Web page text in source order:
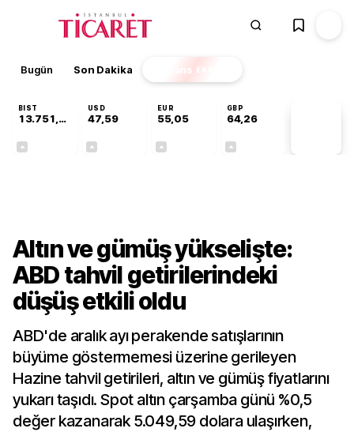
Bugün Son Dakika Finans EKSTRA
BIST
13.751,45
USD
47,59
EUR
55,05
GBP
64,26
Altın ve gümüş yükselişte:
ABD tahvil getirilerindeki
düşüş etkili oldu
ABD'de aralık ayı perakende satışlarının
büyüme göstermemesi üzerine gerileyen
Hazine tahvil getirileri, altın ve gümüş fiyatlarını
yukarı taşıdı. Spot altın çarşamba günü %0,5
değer kazanarak 5.049,59 dolara ulaşırken,